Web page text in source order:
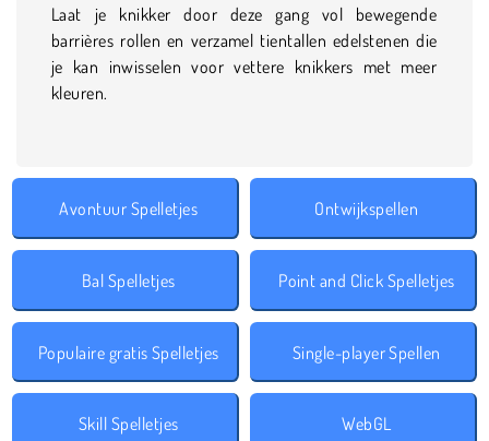
Laat je knikker door deze gang vol bewegende
barrières rollen en verzamel tientallen edelstenen die
je kan inwisselen voor vettere knikkers met meer
kleuren.
Avontuur Spelletjes Ontwijkspellen
Bal Spelletjes Point and Click Spelletjes
Populaire gratis Spelletjes Single-player Spellen
Skill Spelletjes WebGL